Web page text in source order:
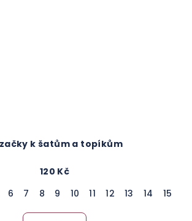
k šatům a topíkům
120 Kč
6 7 8 9 10 11 12 13 14 15